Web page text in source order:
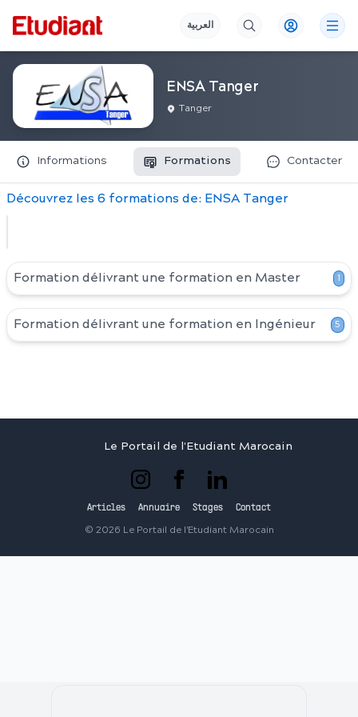
العربية
ENSA Tanger
Tanger
Informations Formations Contacter
Découvrez les 6 formations de: ENSA Tanger
Formation délivrant une formation en Master 1
Formation délivrant une formation en Ingénieur 5
Le Portail de l'Etudiant Marocain
Articles Annuaire Stages Contact
© 2026 Le Portail de l'Etudiant Marocain